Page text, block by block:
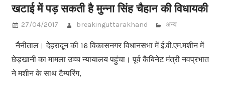
खटाई में पड़ सकती है मुन्ना सिंह चैहान की विधायकी
27/04/2017 breakinguttarakhand अन्य
नैनीताल। देहरादून की 16 विकासनगर विधानसभा में ई.वी.एम.मशीन में
छेड़खानी का मामला उच्च न्यायालय पहुंचा। पूर्व कैबिनेट मंत्री नवप्रभात
ने मशीन के साथ टैम्परिंग,